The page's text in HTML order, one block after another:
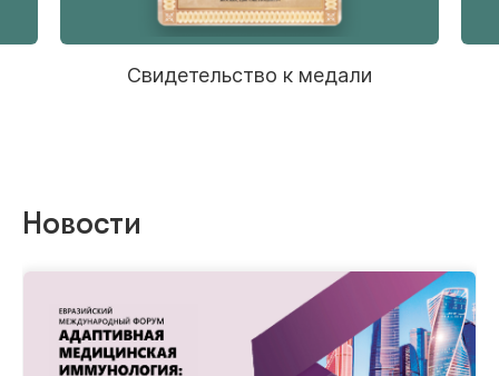
Свидетельство к медали
Новости